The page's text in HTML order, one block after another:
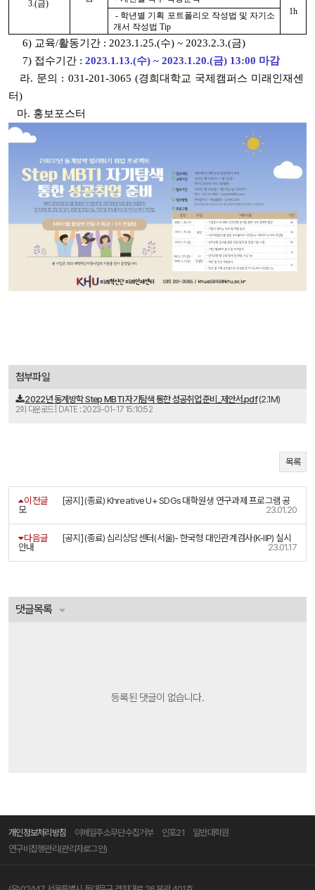
3.(금)
1h
- 학년별 기획 포트폴리오 작성법 및 자기소
개서 작성법 Tip
6) 교육/활동기간 : 2023.1.25.(수) ~ 2023.2.3.(금)
7) 접수기간 : 2023.1.13.(수) ~ 2023.1.20.(금) 13:00 마감
라. 문의 : 031-201-3065 (경희대학교 국제캠퍼스 미래인재센
터)
마. 홍보포스터
첨부파일
2022년 동계방학 Step MBTI 자기탐색 통한 성공취업 준비_제안서.pdf(2.1M)
2회 다운로드 | DATE : 2023-01-17 15:10:52
목록
이전글
[공지] (종료) Khreative U+ SDGs 대학원생 연구과제 프로그램 공
모
23.01.20
다음글
[공지] (종료) 심리상담센터(서울)- 한국형 대인관계검사(K-IIP) 실시
안내
23.01.17
댓글목록
등록된 댓글이 없습니다.
개인정보처리방침 이메일주소무단수집거부 인포21
일반대학원
연구비집행관리(관리자로그인)